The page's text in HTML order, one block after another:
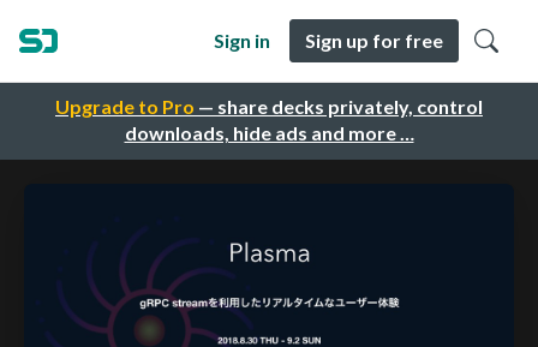
Upgrade to Pro — share decks privately, control
downloads, hide ads and more …
Sign in Sign up for free